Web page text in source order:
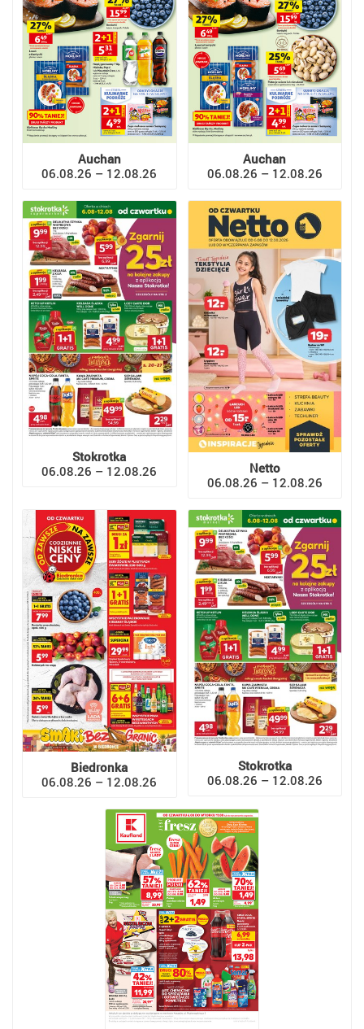
Auchan
06.08.26 – 12.08.26
Auchan
06.08.26 – 12.08.26
Stokrotka
06.08.26 – 12.08.26
Netto
06.08.26 – 12.08.26
Biedronka
06.08.26 – 12.08.26
Stokrotka
06.08.26 – 12.08.26